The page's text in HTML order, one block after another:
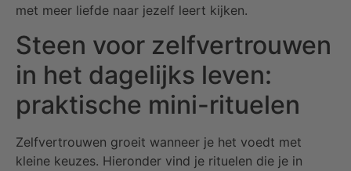
met meer liefde naar jezelf leert kijken.
Steen voor zelfvertrouwen
in het dagelijks leven:
praktische mini-rituelen
Zelfvertrouwen groeit wanneer je het voedt met
kleine keuzes. Hieronder vind je rituelen die je in